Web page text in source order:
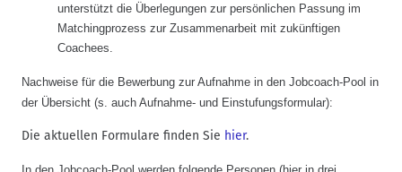
unterstützt die Überlegungen zur persönlichen Passung im
Matchingprozess zur Zusammenarbeit mit zukünftigen
Coachees.
Nachweise für die Bewerbung zur Aufnahme in den Jobcoach-Pool in
der Übersicht (s. auch Aufnahme- und Einstufungsformular):
Die aktuellen Formulare finden Sie hier.
In den Jobcoach-Pool werden folgende Personen (hier in drei